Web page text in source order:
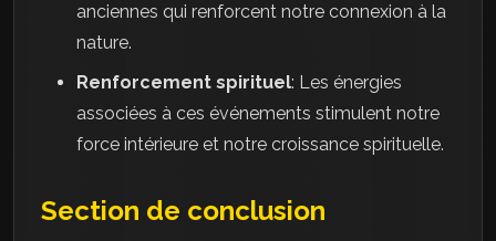
anciennes qui renforcent notre connexion à la
nature.
Renforcement spirituel: Les énergies
associées à ces événements stimulent notre
force intérieure et notre croissance spirituelle.
Section de conclusion